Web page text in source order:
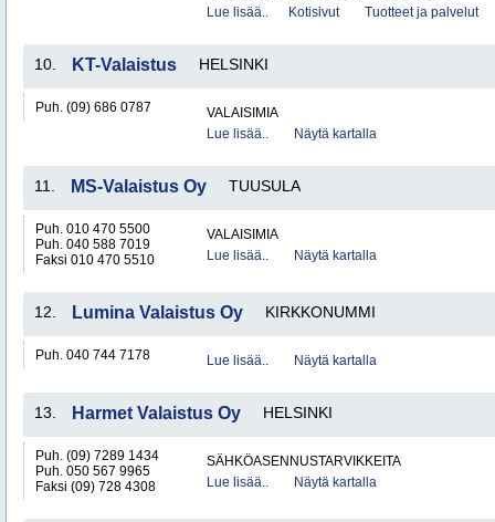
Lue lisää..
Kotisivut Tuotteet ja palvelut
10. KT-Valaistus HELSINKI
Puh. (09) 686 0787
VALAISIMIA
Lue lisää..
Näytä kartalla
11. MS-Valaistus Oy TUUSULA
Puh. 010 470 5500
Puh. 040 588 7019
Faksi 010 470 5510
VALAISIMIA
Lue lisää..
Näytä kartalla
12. Lumina Valaistus Oy KIRKKONUMMI
Puh. 040 744 7178 Lue lisää.. Näytä kartalla
13. Harmet Valaistus Oy HELSINKI
Puh. (09) 7289 1434
Puh. 050 567 9965
Faksi (09) 728 4308
SÄHKÖASENNUSTARVIKKEITA
Lue lisää..
Näytä kartalla